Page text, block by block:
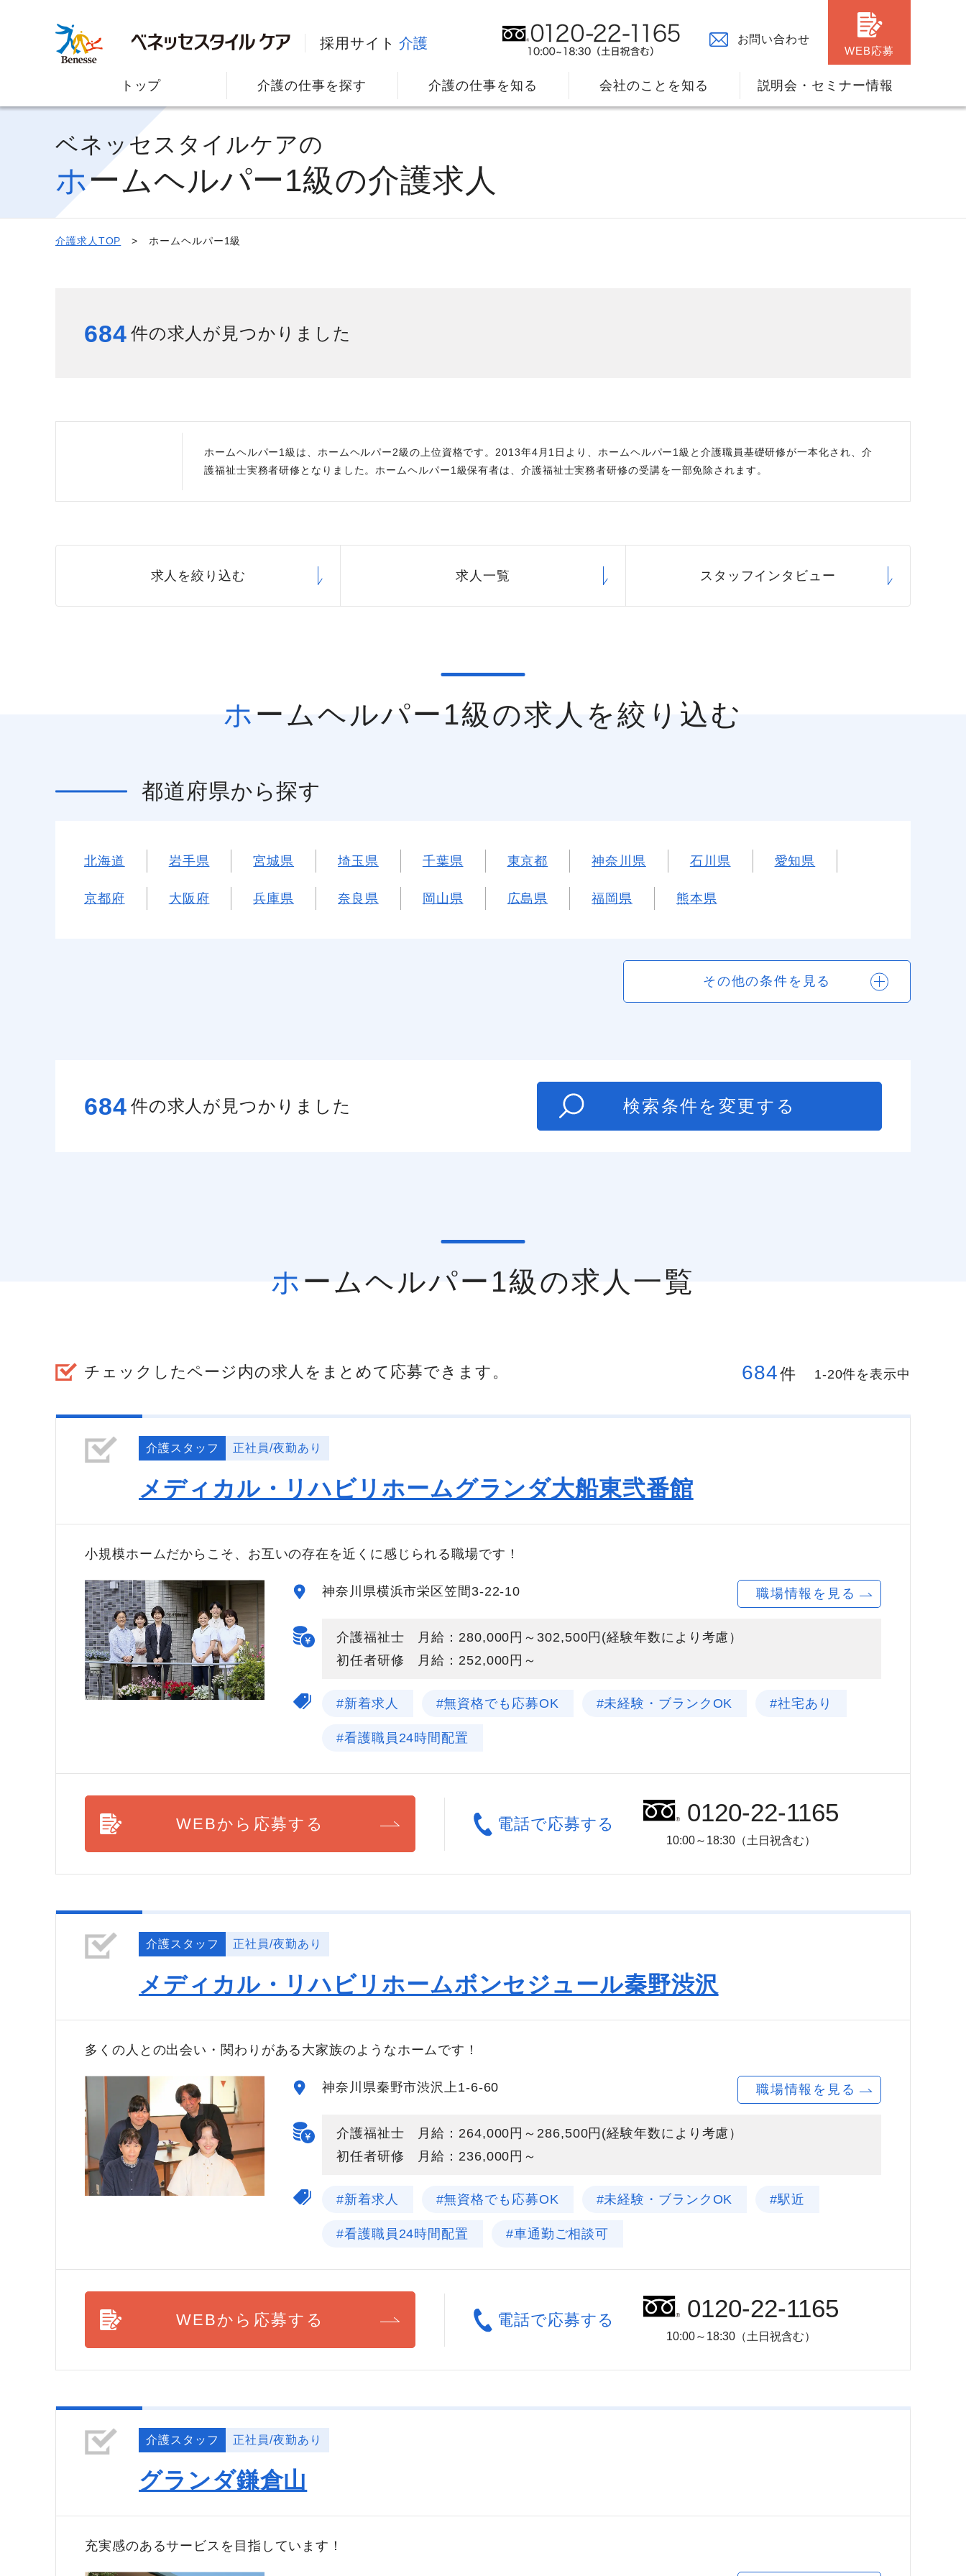
採用サイト 介護
お問い合わせ
WEB応募
トップ 介護の仕事を探す 介護の仕事を知る
給与制度 資格取得サポート制度 福利厚生
会社のことを知る
スタッフインタビュー 社員主役のプロジェクト 職場データ
説明会・セミナー情報
ベネッセスタイルケアの
ホームヘルパー1級の介護求人
介護求人TOP ホームヘルパー1級
684 件の求人が見つかりました
ホームヘルパー1級は、ホームヘルパー2級の上位資格です。2013年4月1日より、ホームヘルパー1級と介護職員基礎研修が一本化され、介
護福祉士実務者研修となりました。ホームヘルパー1級保有者は、介護福祉士実務者研修の受講を一部免除されます。
求人を絞り込む 求人一覧 スタッフ インタビュー
ホームヘルパー1級の求人を絞り込む
都道府県から探す
北海道 岩手県 宮城県 埼玉県 千葉県 東京都 神奈川県 石川県 愛知県
京都府 大阪府 兵庫県 奈良県 岡山県 広島県 福岡県 熊本県
その他の条件を見る
684 件の求人が見つかりました 検索条件を変更する
ホームヘルパー1級の求人一覧
チェックしたページ内の求人をまとめて応募できます。 684件 1-20件を表示中
介護スタッフ 正社員/夜勤あり
メディカル・リハビリホームグランダ大船東弐番館
小規模ホームだからこそ、お互いの存在を近くに感じられる職場です！
神奈川県横浜市栄区笠間3-22-10 職場情報を見る
介護福祉士 月給：280,000円～302,500円(経験年数により考慮）
初任者研修 月給：252,000円～
#新着求人 #無資格でも応募OK #未経験・ブランクOK #社宅あり
#看護職員24時間配置
WEBから応募する 電話で応募する 0120-22-1165
10:00～18:30（土日祝含む）
介護スタッフ 正社員/夜勤あり
メディカル・リハビリホームボンセジュール秦野渋沢
多くの人との出会い・関わりがある大家族のようなホームです！
神奈川県秦野市渋沢上1-6-60 職場情報を見る
介護福祉士 月給：264,000円～286,500円(経験年数により考慮）
初任者研修 月給：236,000円～
#新着求人 #無資格でも応募OK #未経験・ブランクOK #駅近
#看護職員24時間配置 #車通勤ご相談可
WEBから応募する 電話で応募する 0120-22-1165
10:00～18:30（土日祝含む）
介護スタッフ 正社員/夜勤あり
グランダ鎌倉山
充実感のあるサービスを目指しています！